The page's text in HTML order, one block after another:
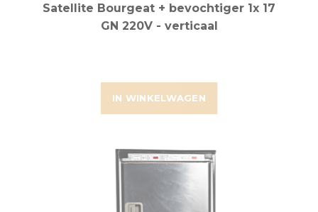
IN WINKELWAGEN
Satellite Bourgeat + bevochtiger 1x 17
GN 220V - verticaal